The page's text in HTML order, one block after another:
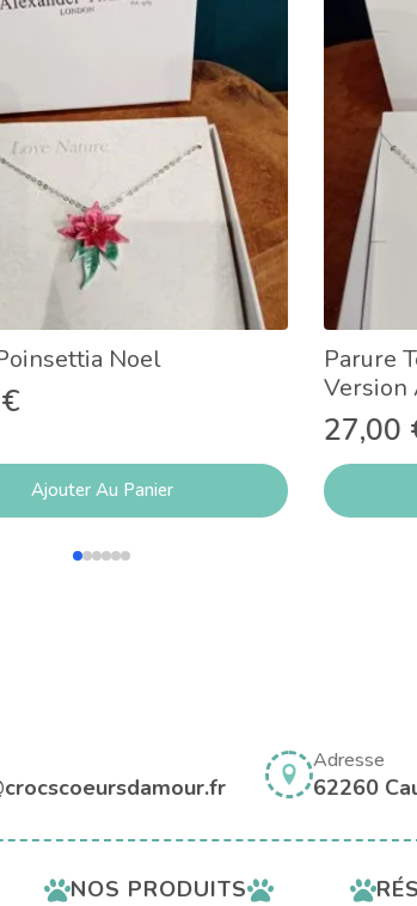
Noel
€
Ajouter Au Panier
Parure
Version
27,00
Adresse
62260
NOS PRODUITS